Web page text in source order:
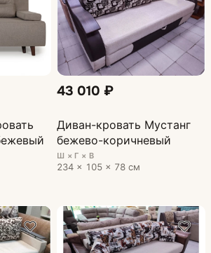
43 010 ₽
Диван-кровать Мустанг
бежево-коричневый
Ш × Г × В
234 × 105 × 78 см